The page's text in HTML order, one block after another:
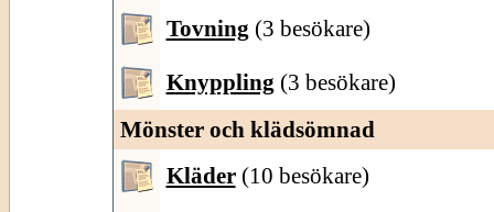
Tovning (3 besökare)
Knyppling (3 besökare)
Mönster och klädsömnad
Kläder (10 besökare)